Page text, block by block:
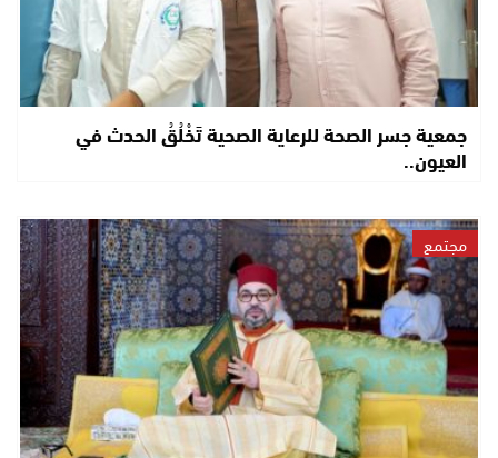
جمعية جسر الصحة للرعاية الصحية تَخْلُقُ الحدث في
العيون..
مجتمع